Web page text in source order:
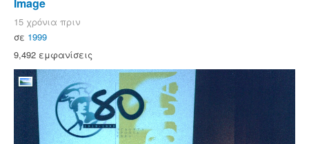
Image
15 χρόνια πριν
σε 1999
9,492 εμφανίσεις